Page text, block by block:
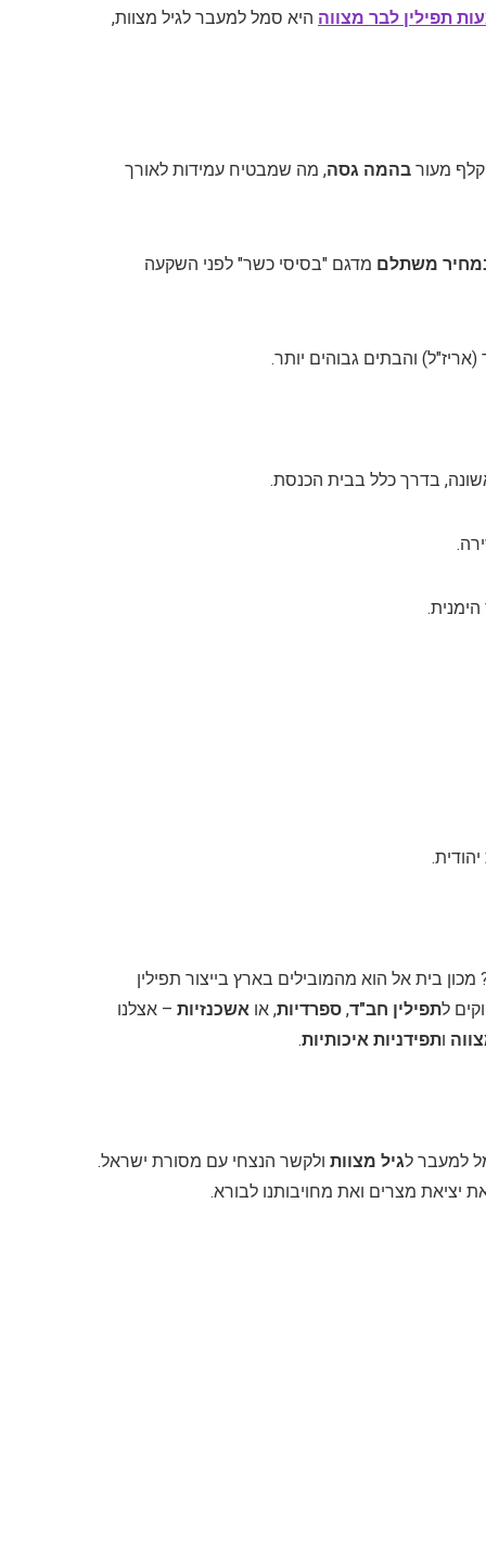
תפילין לבר מצווה היא סמל למעבר לגיל מצוות,
קלף מעור בהמה גסה, מה שמבטיח עמידות לאורך
משתלם מדגם "בסיסי כשר" לפני השקעה
והבתים גבוהים יותר.
בדרך כלל בבית הכנסת.
מכון בית אל הוא מהמובילים בארץ בייצור תפילין
לתפילין חב"ד, ספרדיות, או אשכנזיות – אצלנו
ותפידניות איכותיות.
למעבר לגיל מצוות ולקשר הנצחי עם מסורת ישראל.
יציאת מצרים ואת מחויבותנו לבורא.